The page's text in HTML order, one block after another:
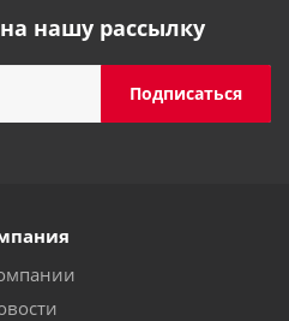
нашу рассылку